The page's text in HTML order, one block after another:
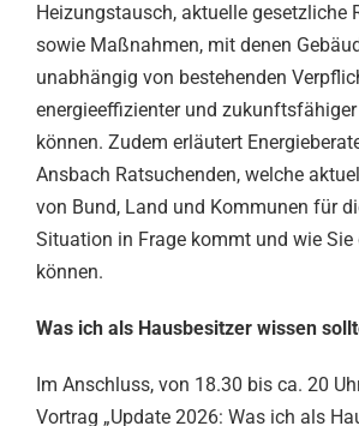
Heizungstausch, aktuelle gesetzliche
sowie Maßnahmen, mit denen
unabhängig von bestehenden
energieeffizienter und
können. Zudem erläutert
Ansbach Ratsuchenden, welche
von Bund, Land und Kommunen für
Situation in Frage kommt und wie Sie
können.
Was ich als Hausbesitzer wissen
Im Anschluss, von 18.30 bis ca. 20
Vortrag „Update 2026: Was ich als